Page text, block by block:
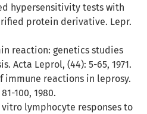
hypersensitivity tests with
protein derivative. Lepr.
reaction: genetics studies
Acta Leprol, (44): 5-65, 1971.
immune reactions in leprosy.
100, 1980.
vitro lymphocyte responses to